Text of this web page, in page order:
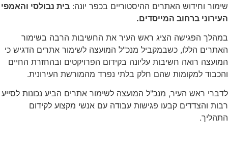
שימור וחידוש האתרים ההיסטוריים בכפר יונה: בית נבולסי והאמפי
העירוני ברחוב המייסדים.
במהלך הפגישה הציג ראש העיר את החשיבות הרבה בשימור
האתרים הללו, כשבמקביל מנכ"ל המועצה לשימור אתרים הדגיש כי
המועצה רואה חשיבות עליונה בקידום הפרויקטים ובהחזרת החיים
והכבוד למקומות שהם חלק בלתי נפרד מהמורשת העירונית.
לדברי ראש העיר, מנכ"ל המועצה לשימור אתרים הביע נכונות לסייע
רבות והצדדים קבעו פגישות עבודה עם אנשי מקצוע לקידום
התהליך.